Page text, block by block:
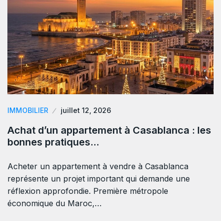
IMMOBILIER juillet 12, 2026
Achat d’un appartement à Casablanca : les
bonnes pratiques…
Acheter un appartement à vendre à Casablanca
représente un projet important qui demande une
réflexion approfondie. Première métropole
économique du Maroc,…